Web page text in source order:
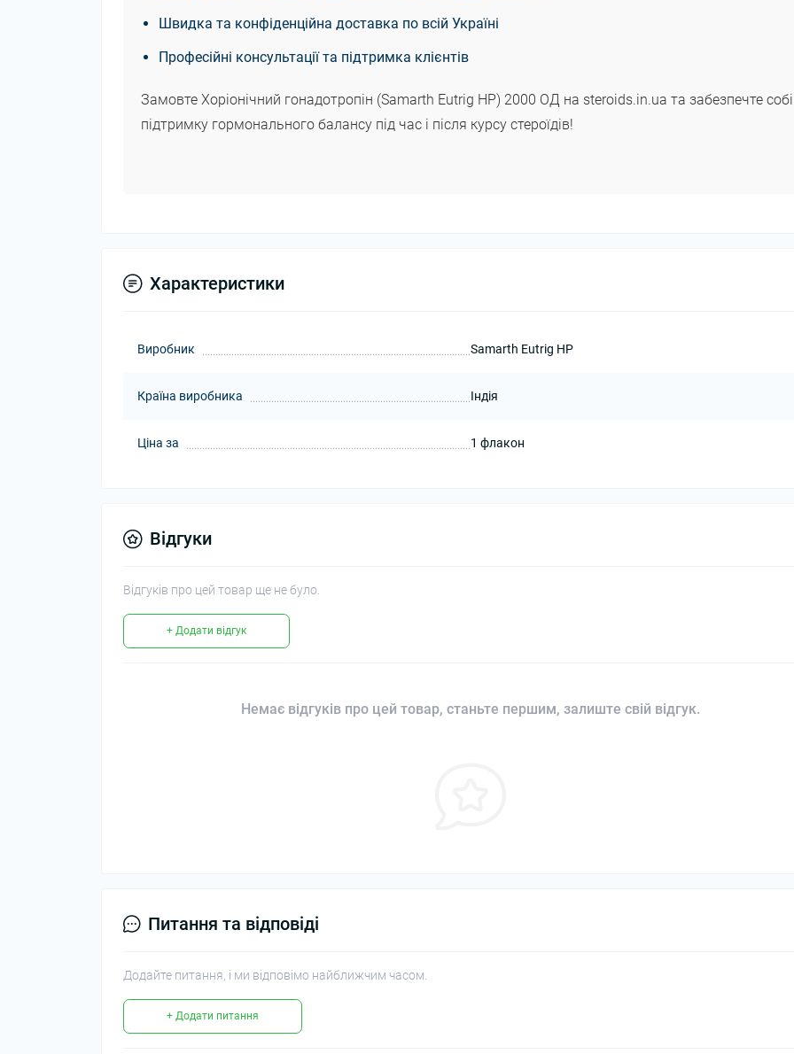
Швидка та конфіденційна доставка по всій Україні
Професійні консультації та підтримка клієнтів
Замовте Хоріонічний гонадотропін (Samarth Еutrig HP) 2000 ОД на steroids.in.ua та забезпечте собі
підтримку гормонального балансу під час і після курсу стероїдів!
Характеристики
Виробник Samarth Еutrig HP
Країна виробника Індія
Ціна за 1 флакон
Відгуки
Відгуків про цей товар ще не було.
+ Додати відгук
Немає відгуків про цей товар, станьте першим, залиште свій відгук.
Питання та відповіді
Додайте питання, і ми відповімо найближчим часом.
+ Додати питання